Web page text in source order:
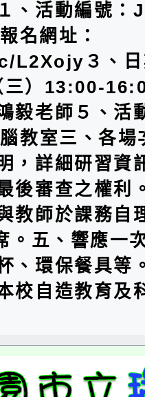
、活動編號：
名網址：
３、日
三）13:00-
毅老師５、活
教室三、各場
，詳細研習資
後審查之權利
教師於課務自
。五、響應一
、環保餐具等
校自造教育及